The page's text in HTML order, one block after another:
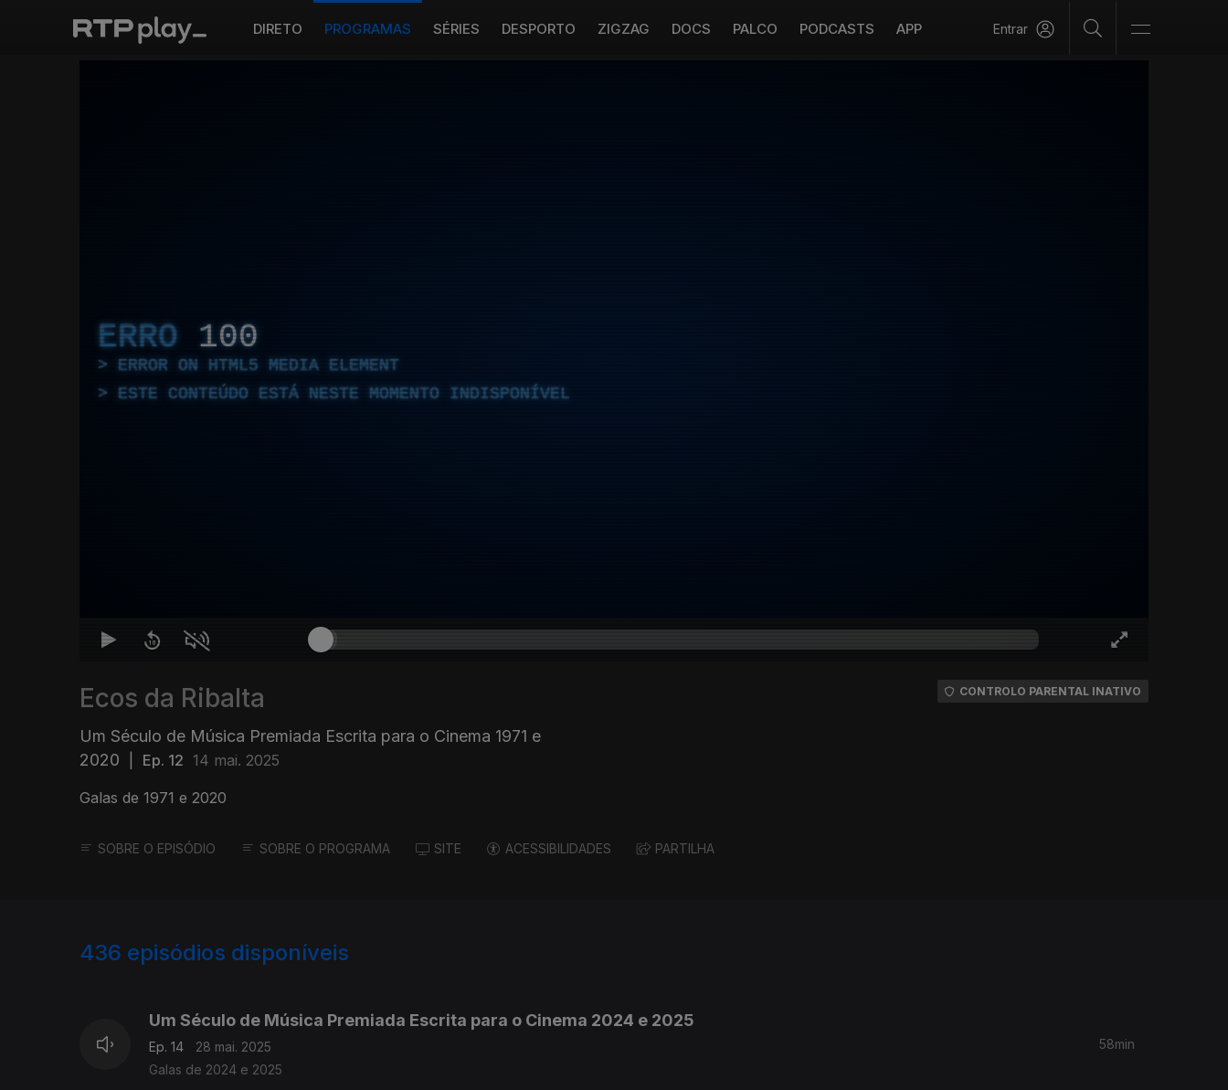
DIRETO PROGRAMAS SÉRIES DESPORTO ZIGZAG DOCS PALCO PODCASTS APP Entrar
ERRO 100
ERROR ON HTML5 MEDIA ELEMENT
ESTE CONTEÚDO ESTÁ NESTE MOMENTO INDISPONÍVEL
Ecos da Ribalta
Um Século de Música Premiada Escrita para o Cinema 1971 e
2020
Ep. 12 14 mai. 2025
Galas de 1971 e 2020
CONTROLO PARENTAL INATIVO
SOBRE O EPISÓDIO SOBRE O PROGRAMA SITE ACESSIBILIDADES PARTILHA
436 episódios disponíveis
Um Século de Música Premiada Escrita para o Cinema 2024 e 2025
Ep. 14
28 mai. 2025
Galas de 2024 e 2025
58min